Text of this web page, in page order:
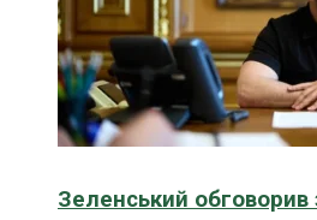
Зеленський обговорив